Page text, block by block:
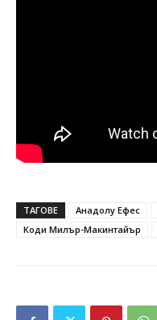
ТАГОВЕ Анадолу Ефес
Коди Милър-Макинтайър